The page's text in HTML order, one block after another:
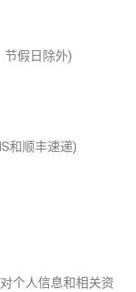
节假日除外)
和顺丰速递)
个人信息和相关资